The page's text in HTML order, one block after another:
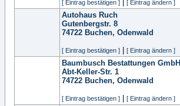
[ Eintrag bestätigen ] [ Eintrag ändern ]
Autohaus Ruch
Gutenbergstr. 8
74722 Buchen, Odenwald
[ Eintrag bestätigen ] [ Eintrag ändern ]
Baumbusch Bestattungen GmbH
Abt-Keller-Str. 1
74722 Buchen, Odenwald
[ Eintrag bestätigen ] [ Eintrag ändern ]